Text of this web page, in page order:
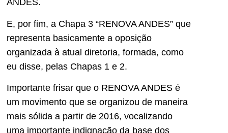
ANDES.
E, por fim, a Chapa 3 “RENOVA ANDES” que
representa basicamente a oposição
organizada à atual diretoria, formada, como
eu disse, pelas Chapas 1 e 2.
Importante frisar que o RENOVA ANDES é
um movimento que se organizou de maneira
mais sólida a partir de 2016, vocalizando
uma importante indignação da base dos